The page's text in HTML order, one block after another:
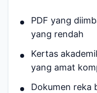
PDF yang
yang rendah
Kertas
yang amat
Dokumen reka